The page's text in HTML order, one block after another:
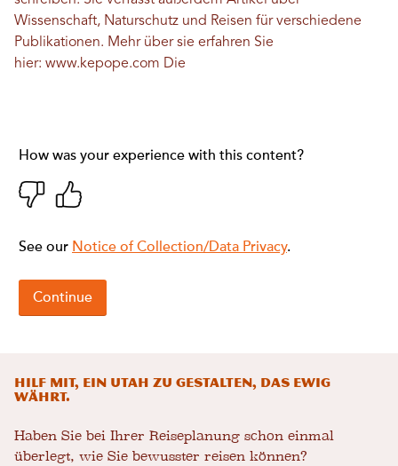
Wissenschaft, Naturschutz und Reisen für verschiedene
Publikationen. Mehr über sie erfahren Sie
hier: www.kepope.com Die
Hilf mit, ein Utah zu gestalten, das ewig
währt.
Haben Sie bei Ihrer Reiseplanung schon einmal
überlegt, wie Sie bewusster reisen können?